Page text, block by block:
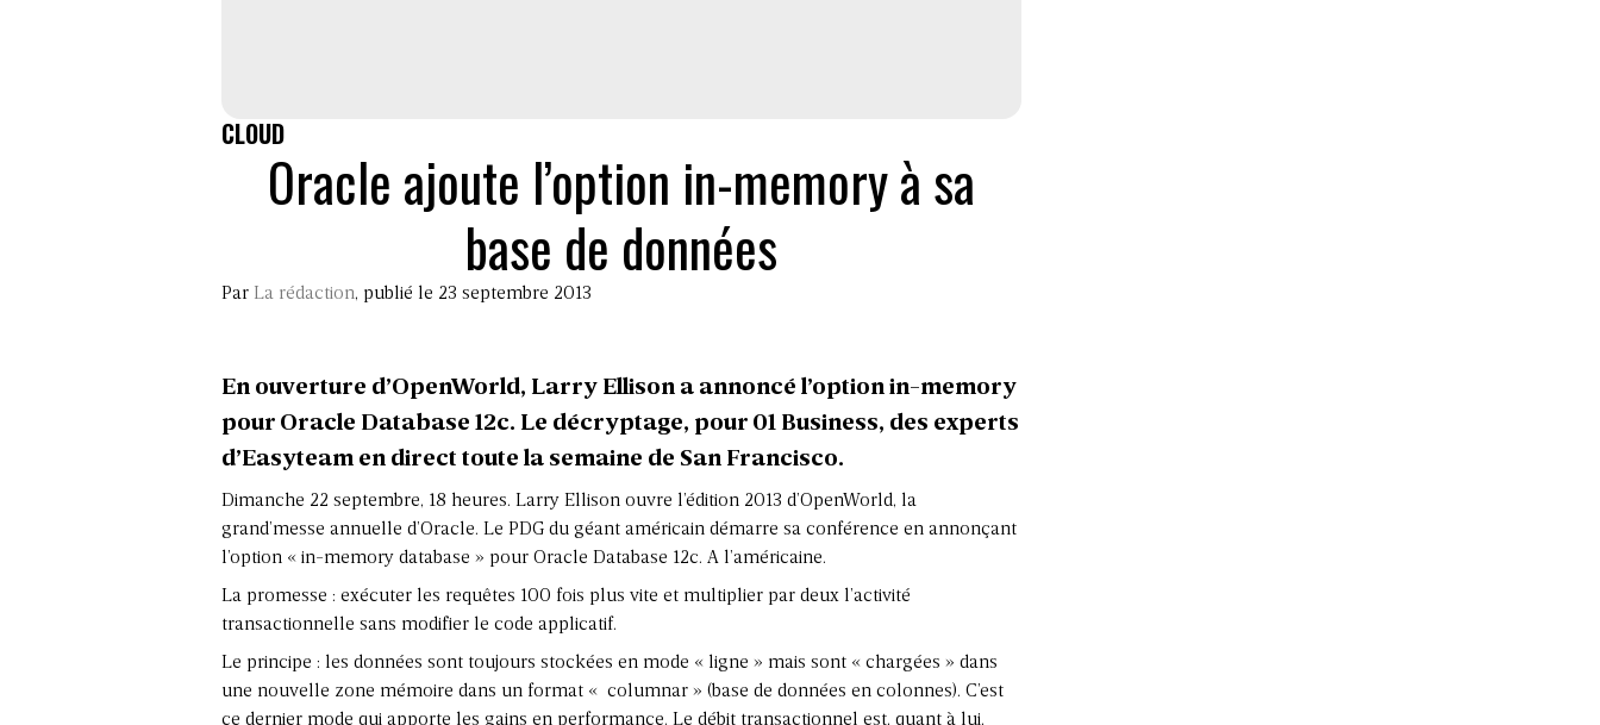
CLOUD
Oracle ajoute l’option in-memory à sa
base de données
Par La rédaction, publié le 23 septembre 2013
En ouverture d’OpenWorld, Larry Ellison a annoncé l’option in-memory
pour Oracle Database 12c. Le décryptage, pour 01 Business, des experts
d’Easyteam en direct toute la semaine de San Francisco.
Dimanche 22 septembre, 18 heures. Larry Ellison ouvre l’édition 2013 d’OpenWorld, la
grand’messe annuelle d’Oracle. Le PDG du géant américain démarre sa conférence en annonçant
l’option « in-memory database » pour Oracle Database 12c. A l’américaine.
La promesse : exécuter les requêtes 100 fois plus vite et multiplier par deux l’activité
transactionnelle sans modifier le code applicatif.
Le principe : les données sont toujours stockées en mode « ligne » mais sont « chargées » dans
une nouvelle zone mémoire dans un format « columnar » (base de données en colonnes). C’est
ce dernier mode qui apporte les gains en performance. Le débit transactionnel est, quant à lui,